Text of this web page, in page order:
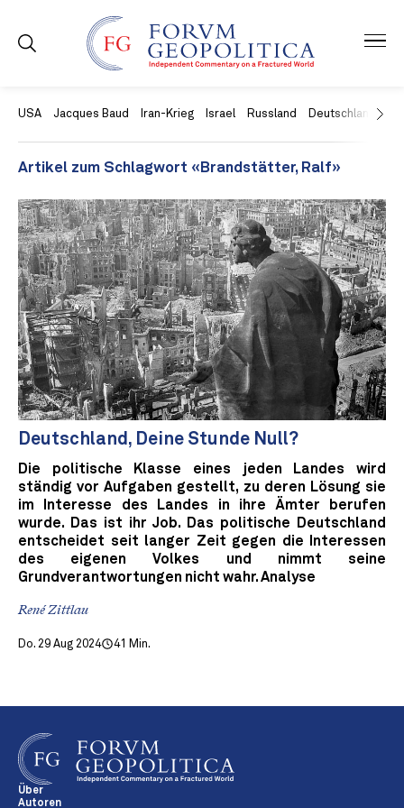
USA Jacques Baud Iran-Krieg Israel Russland Deutschland
Artikel zum Schlagwort «Brandstätter, Ralf»
Deutschland, Deine Stunde Null?
Die politische Klasse eines jeden Landes wird
ständig vor Aufgaben gestellt, zu deren Lösung sie
im Interesse des Landes in ihre Ämter berufen
wurde. Das ist ihr Job. Das politische Deutschland
entscheidet seit langer Zeit gegen die Interessen
des eigenen Volkes und nimmt seine
Grundverantwortungen nicht wahr. Analyse
René Zittlau
Do. 29 Aug 2024 41 Min.
Über
Autoren